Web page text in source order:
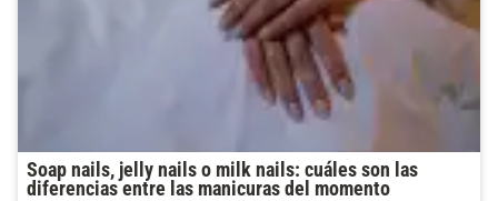
Soap nails, jelly nails o milk nails: cuáles son las
diferencias entre las manicuras del momento